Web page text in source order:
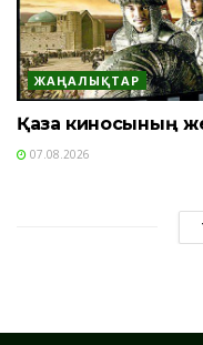
ЖАҢАЛЫҚТАР
Қазақ киносының
07.08.2026